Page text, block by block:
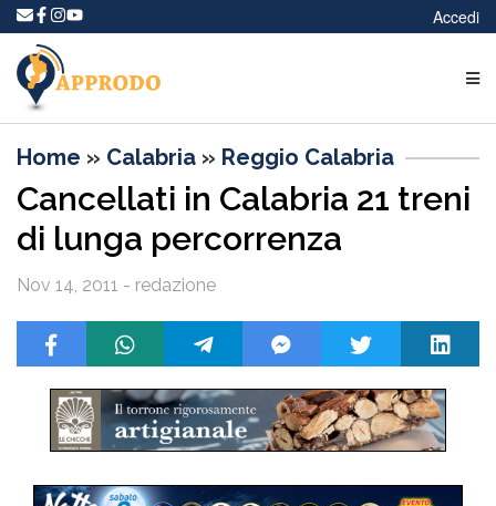
Accedi
Home » Calabria » Reggio Calabria
Cancellati in Calabria 21 treni
di lunga percorrenza
Nov 14, 2011 - redazione